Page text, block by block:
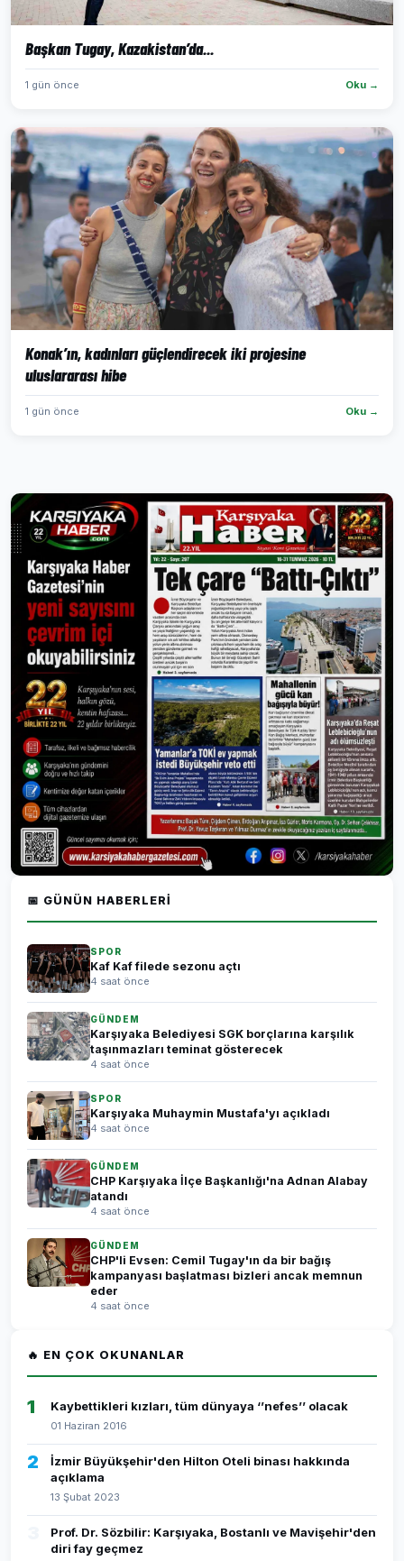
Başkan Tugay, Kazakistan’da...
1 gün önce Oku →
Konak’ın, kadınları güçlendirecek iki projesine
uluslararası hibe
1 gün önce Oku →
📅 GÜNÜN HABERLERI
SPOR
Kaf Kaf filede sezonu açtı
4 saat önce
GÜNDEM
Karşıyaka Belediyesi SGK borçlarına karşılık
taşınmazları teminat gösterecek
4 saat önce
SPOR
Karşıyaka Muhaymin Mustafa'yı açıkladı
4 saat önce
GÜNDEM
CHP Karşıyaka İlçe Başkanlığı'na Adnan Alabay
atandı
4 saat önce
GÜNDEM
CHP'li Evsen: Cemil Tugay'ın da bir bağış
kampanyası başlatması bizleri ancak memnun
eder
4 saat önce
🔥 EN ÇOK OKUNANLAR
1 Kaybettikleri kızları, tüm dünyaya ‘’nefes’’ olacak
01 Haziran 2016
2
İzmir Büyükşehir'den Hilton Oteli binası hakkında
açıklama
13 Şubat 2023
Prof. Dr. Sözbilir: Karşıyaka, Bostanlı ve Mavişehir'den
diri fay geçmez